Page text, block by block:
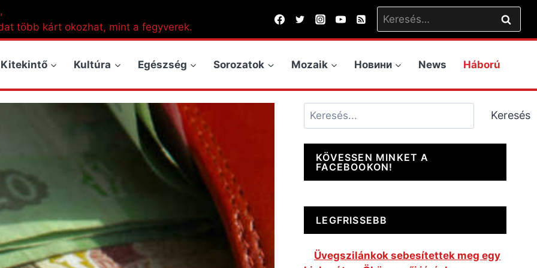
több kárt okozhat, mint a fegyverek.
Keresés:
Kitekintő Kultúra Egészség Sorozatok Mozaik Новини News Háború
Keresés Keresés
KÖVESSEN MINKET A
FACEBOOKON!
LEGFRISSEBB
Üvegszilánkok sebesítettek meg egy